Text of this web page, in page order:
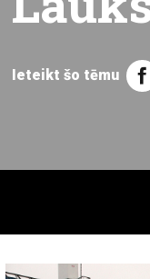
Ieteikt šo tēmu